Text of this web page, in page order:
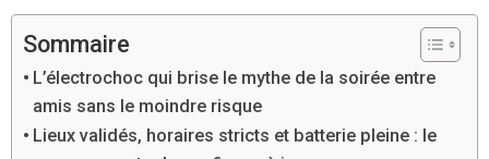
Sommaire
L’électrochoc qui brise le mythe de la soirée entre
amis sans le moindre risque
Lieux validés, horaires stricts et batterie pleine : le